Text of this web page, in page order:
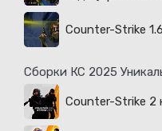
Counter-Strike
Сборки КС 2025
Counter-Strike 2